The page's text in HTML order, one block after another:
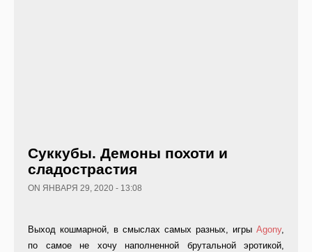
Суккубы. Демоны похоти и
сладострастия
ON ЯНВАРЯ 29, 2020 - 13:08
Выход кошмарной, в смыслах самых разных, игры Agony,
по самое не хочу наполненной брутальной эротикой,